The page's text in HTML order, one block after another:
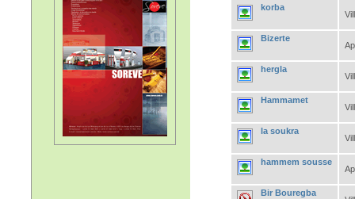
korba
Bizerte
hergla
Hammamet
la soukra
hammem sousse
Bir Bouregba